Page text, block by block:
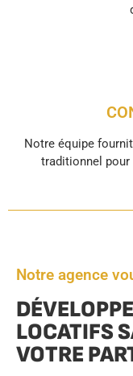
Notre équipe
traditionnel
Notre agence
LOCATIFS
VOTRE